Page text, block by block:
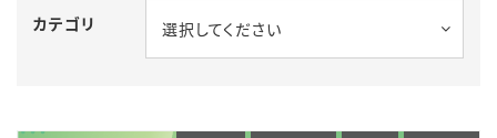
カテゴリ 選択してください